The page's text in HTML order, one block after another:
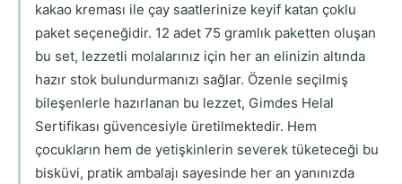
kakao kreması ile çay saatlerinize keyif katan çoklu
paket seçeneğidir. 12 adet 75 gramlık paketten oluşan
bu set, lezzetli molalarınız için her an elinizin altında
hazır stok bulundurmanızı sağlar. Özenle seçilmiş
bileşenlerle hazırlanan bu lezzet, Gimdes Helal
Sertifikası güvencesiyle üretilmektedir. Hem
çocukların hem de yetişkinlerin severek tüketeceği bu
bisküvi, pratik ambalajı sayesinde her an yanınızda